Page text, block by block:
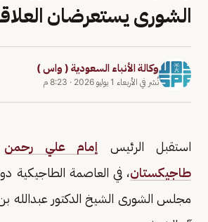
الشورى يستعرضان
وكالة الأنباء السعودية ( واس )
نُشر في الأربعاء 1 يوليو 2026 · 8:23 م
استقبل الرئيس إمام علي رحمن
طاجيكستان، في العاصمة الطاجيكية
مجلس الشورى الشيخ الدكتور عبدالله